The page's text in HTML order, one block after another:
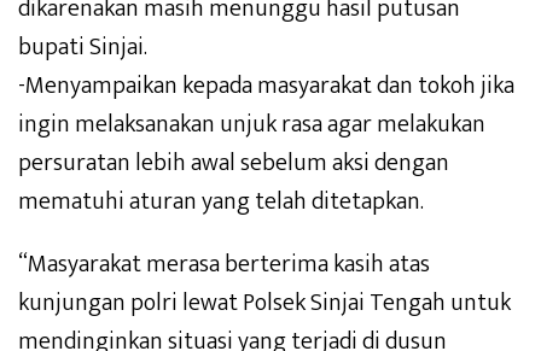
dikarenakan masih menunggu hasil putusan
bupati Sinjai.
-Menyampaikan kepada masyarakat dan tokoh jika
ingin melaksanakan unjuk rasa agar melakukan
persuratan lebih awal sebelum aksi dengan
mematuhi aturan yang telah ditetapkan.
“Masyarakat merasa berterima kasih atas
kunjungan polri lewat Polsek Sinjai Tengah untuk
mendinginkan situasi yang terjadi di dusun